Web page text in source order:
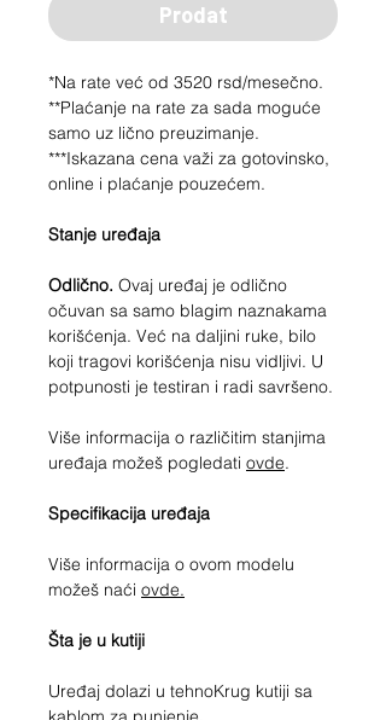
Prodat
*Na rate već od 3520 rsd/mesečno.
**Plaćanje na rate za sada moguće
samo uz lično preuzimanje.
***Iskazana cena važi za gotovinsko,
online i plaćanje pouzećem.
Stanje uređaja
Odlično. Ovaj uređaj je odlično
očuvan sa samo blagim naznakama
korišćenja. Već na daljini ruke, bilo
koji tragovi korišćenja nisu vidljivi. U
potpunosti je testiran i radi savršeno.
Više informacija o različitim stanjima
uređaja možeš pogledati ovde.
Specifikacija uređaja
Više informacija o ovom modelu
možeš naći ovde.
Šta je u kutiji
Uređaj dolazi u tehnoKrug kutiji sa